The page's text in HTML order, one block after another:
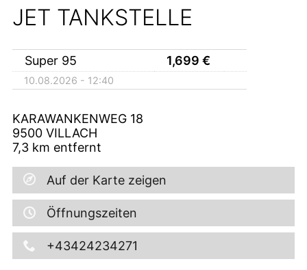
JET TANKSTELLE
Super 95 1,699 €
10.08.2026 - 12:40
KARAWANKENWEG 18
9500 VILLACH
7,3 km entfernt
Auf der Karte zeigen
Öffnungszeiten
+43424234271